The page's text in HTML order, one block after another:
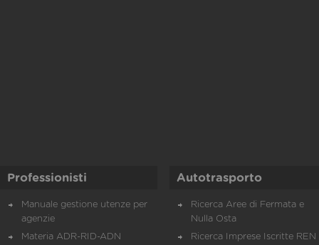
Professionisti
Manuale gestione utenze per
agenzie
Materia ADR-RID-ADN
Autotrasporto
Ricerca Aree di Fermata e
Nulla Osta
Ricerca Imprese Iscritte REN